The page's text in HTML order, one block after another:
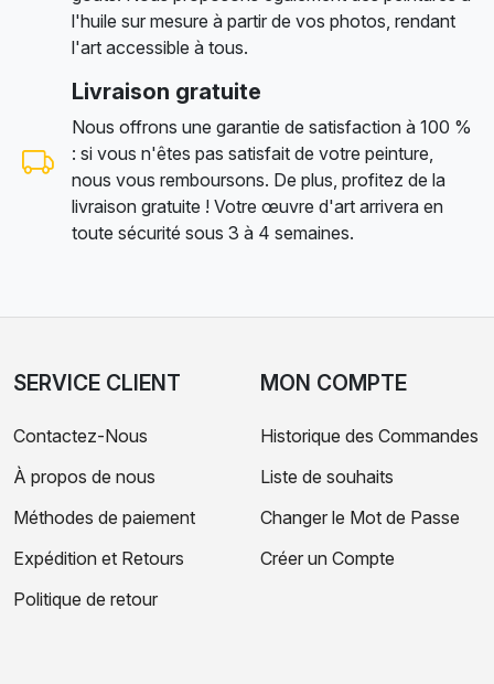
l'huile sur mesure à partir de vos photos, rendant
l'art accessible à tous.
Livraison gratuite
Nous offrons une garantie de satisfaction à 100 %
: si vous n'êtes pas satisfait de votre peinture,
nous vous remboursons. De plus, profitez de la
livraison gratuite ! Votre œuvre d'art arrivera en
toute sécurité sous 3 à 4 semaines.
SERVICE CLIENT
Contactez-Nous
À propos de nous
Méthodes de paiement
Expédition et Retours
Politique de retour
MON COMPTE
Historique des Commandes
Liste de souhaits
Changer le Mot de Passe
Créer un Compte